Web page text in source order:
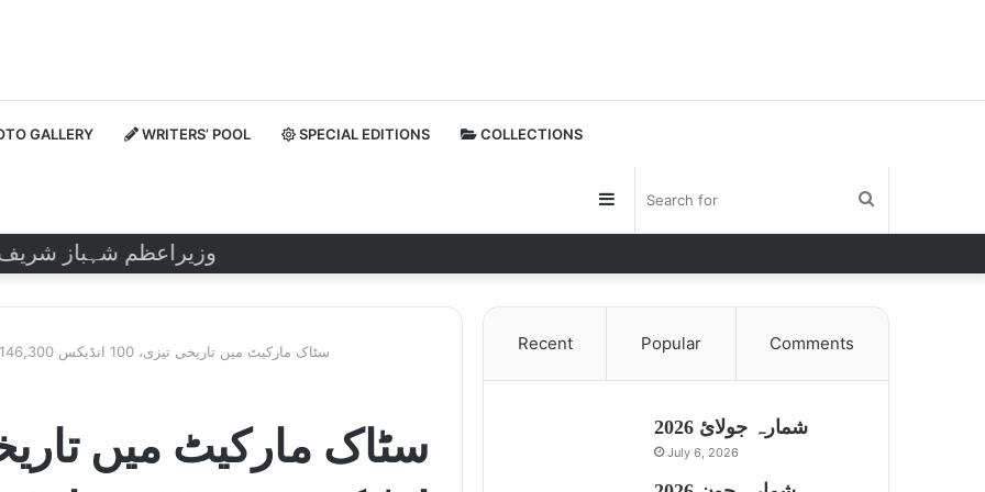
GALLERY WRITERS’ POOL SPECIAL EDITIONS COLLECTIONS
Sidebar
وزیراعظم شہباز شریف نے
سٹاک مارکیٹ میں تاریخی تیزی، 100 انڈیکس 146,300 پوائنٹس کی بلند ترین سطح پر پہنچ گیا Recent Popular Comments
شمارہ جولائ 2026
July 6, 2026